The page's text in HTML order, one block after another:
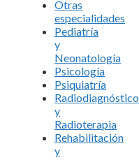
Otras
especialidades
Pediatría
y
Neonatología
Psicología
Psiquiatría
Radiodiagnóstico
y
Radioterapia
Rehabilitación
y